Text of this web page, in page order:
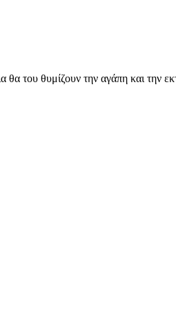
του θυμίζουν την αγάπη και την